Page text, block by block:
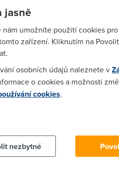
« 1 … 10 11 12 13
jasně
nám umožníte použití cookies
zařízení. Kliknutím na
osobních údajů naleznete v
o cookies a možnosti
cookies.
nezbytné